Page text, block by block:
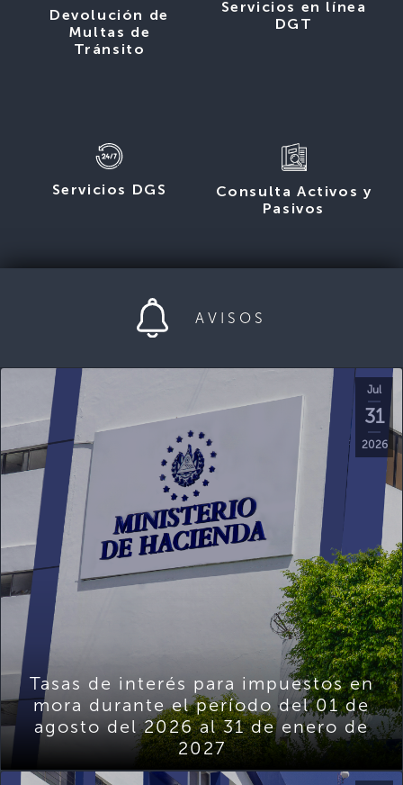
Devolución de
Multas de
Tránsito
Servicios en línea
DGT
Servicios DGS
Consulta Activos y
Pasivos
AVISOS
Jul
31
2026
Tasas de interés para impuestos en
mora durante el período del 01 de
agosto del 2026 al 31 de enero de
2027